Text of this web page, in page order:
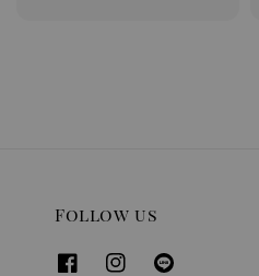
Follow us